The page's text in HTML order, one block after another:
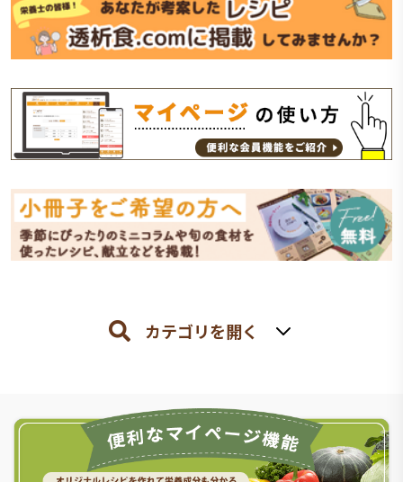
カテゴリを開く